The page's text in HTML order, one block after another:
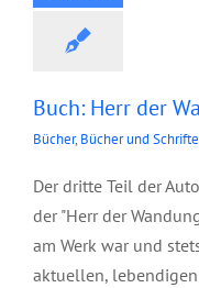
Buch: Herr der
Bücher, Bücher und
Der dritte Teil der
der "Herr der
am Werk war und
aktuellen,